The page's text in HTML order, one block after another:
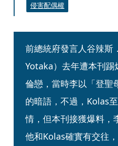
侵害配偶權
前總統府發言人谷辣斯
Yotaka）去年遭本刊
倫戀，當時李以「登聖
的暗語，不過，Kolas
情，但本刊接獲爆料，
他和Kolas確實有交往